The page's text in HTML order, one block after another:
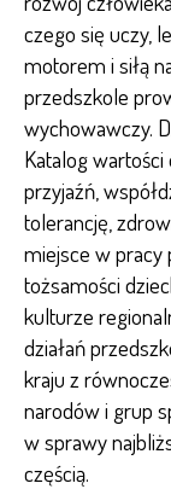
czego się uczy,
motorem i siłą
przedszkole
wychowawczy.
Katalog wartości
przyjaźń,
tolerancję,
miejsce w pracy
tożsamości
kulturze
działań
kraju z
narodów i grup
w sprawy
częścią.